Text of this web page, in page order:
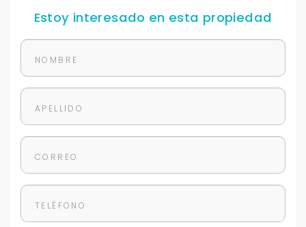
Estoy interesado en esta propiedad